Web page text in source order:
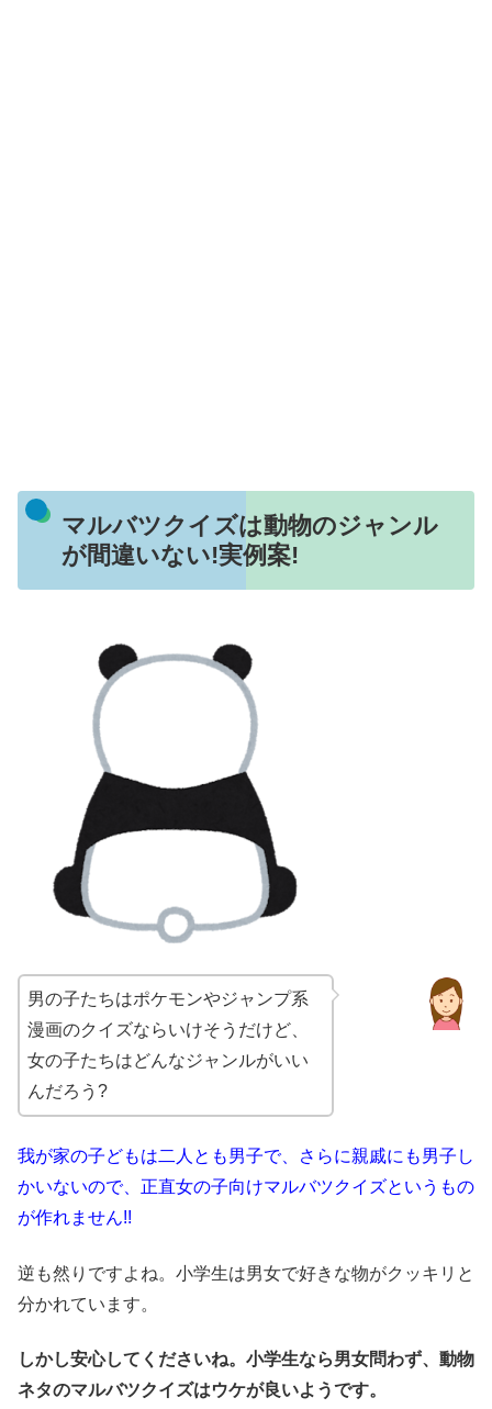
マルバツクイズは動物のジャンル
が間違いない!実例案!
男の子たちはポケモンやジャンプ系
漫画のクイズならいけそうだけど、
女の子たちはどんなジャンルがいい
んだろう?
我が家の子どもは二人とも男子で、さらに親戚にも男子し
かいないので、正直女の子向けマルバツクイズというもの
が作れません!!
逆も然りですよね。小学生は男女で好きな物がクッキリと
分かれています。
しかし安心してくださいね。小学生なら男女問わず、動物
ネタのマルバツクイズはウケが良いようです。